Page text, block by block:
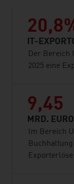
IT-
Der Bereich
2025 eine
9,45
MRD.
Im Bereich